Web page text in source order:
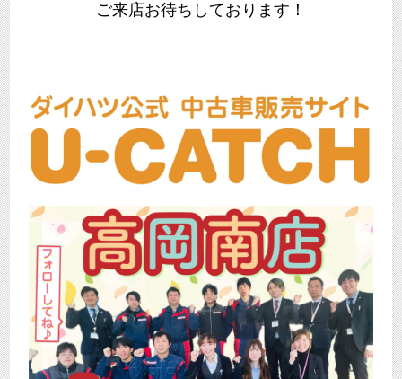
ご来店お待ちしております！